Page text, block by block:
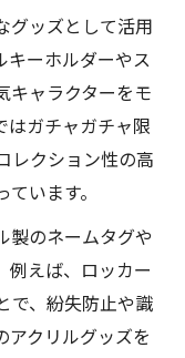
グッズとして活用
キーホルダーやス
キャラクターをモ
はガチャガチャ限
レクション性の高
います。
製のネームタグや
例えば、ロッカー
で、紛失防止や識
アクリルグッズを